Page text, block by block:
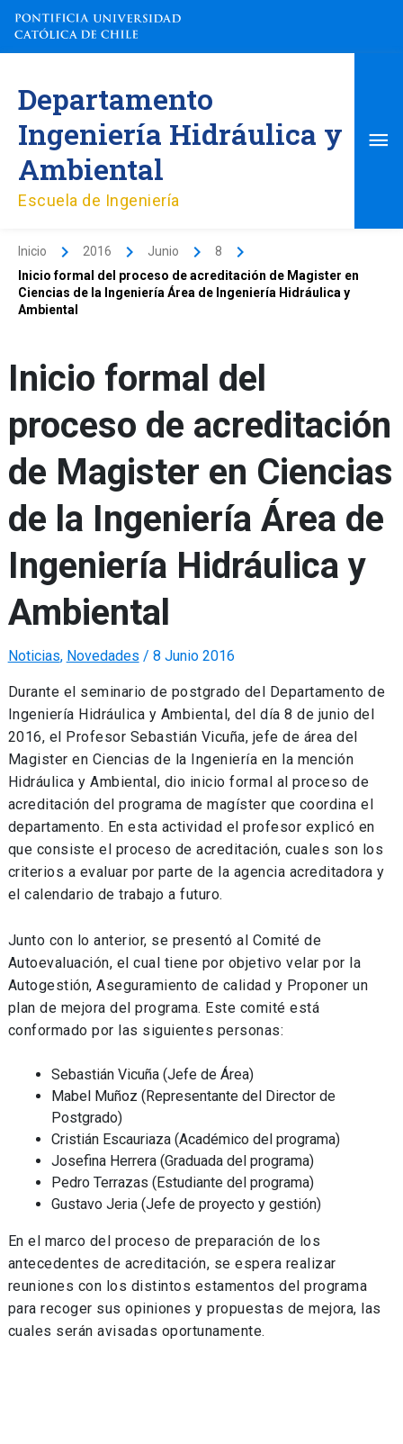
contenido
Departamento
Ingeniería Hidráulica y
Ambiental
Escuela de Ingeniería
Inicio 2016 Junio
8
Inicio formal del proceso de acreditación de Magister en
Ciencias de la Ingeniería Área de Ingeniería Hidráulica y
Ambiental
Inicio formal del
proceso de acreditación
de Magister en Ciencias
de la Ingeniería Área de
Ingeniería Hidráulica y
Ambiental
Noticias, Novedades / 8 Junio 2016
Durante el seminario de postgrado del Departamento de
Ingeniería Hidráulica y Ambiental, del día 8 de junio del
2016, el Profesor Sebastián Vicuña, jefe de área del
Magister en Ciencias de la Ingeniería en la mención
Hidráulica y Ambiental, dio inicio formal al proceso de
acreditación del programa de magíster que coordina el
departamento. En esta actividad el profesor explicó en
que consiste el proceso de acreditación, cuales son los
criterios a evaluar por parte de la agencia acreditadora y
el calendario de trabajo a futuro.
Junto con lo anterior, se presentó al Comité de
Autoevaluación, el cual tiene por objetivo velar por la
Autogestión, Aseguramiento de calidad y Proponer un
plan de mejora del programa. Este comité está
conformado por las siguientes personas:
Sebastián Vicuña (Jefe de Área)
Mabel Muñoz (Representante del Director de
Postgrado)
Cristián Escauriaza (Académico del programa)
Josefina Herrera (Graduada del programa)
Pedro Terrazas (Estudiante del programa)
Gustavo Jeria (Jefe de proyecto y gestión)
En el marco del proceso de preparación de los
antecedentes de acreditación, se espera realizar
reuniones con los distintos estamentos del programa
para recoger sus opiniones y propuestas de mejora, las
cuales serán avisadas oportunamente.